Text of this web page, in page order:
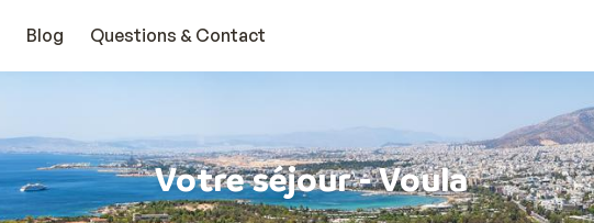
Blog Questions & Contact
Votre séjour - Voula